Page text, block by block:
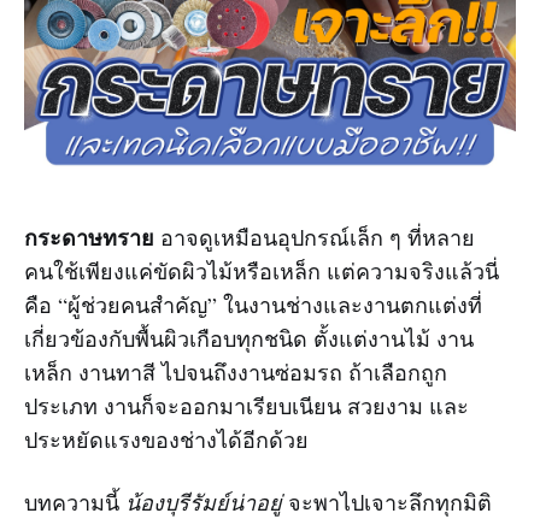
กระดาษทราย อาจดูเหมือนอุปกรณ์เล็ก ๆ ที่หลาย
คนใช้เพียงแค่ขัดผิวไม้หรือเหล็ก แต่ความจริงแล้วนี่
คือ “ผู้ช่วยคนสำคัญ” ในงานช่างและงานตกแต่งที่
เกี่ยวข้องกับพื้นผิวเกือบทุกชนิด ตั้งแต่งานไม้ งาน
เหล็ก งานทาสี ไปจนถึงงานซ่อมรถ ถ้าเลือกถูก
ประเภท งานก็จะออกมาเรียบเนียน สวยงาม และ
ประหยัดแรงของช่างได้อีกด้วย
บทความนี้ น้องบุรีรัมย์น่าอยู่จะพาไปเจาะลึกทุกมิติ